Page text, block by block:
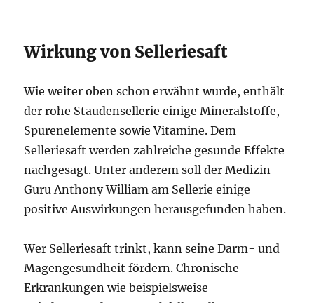
Wirkung von Selleriesaft
Wie weiter oben schon erwähnt wurde, enthält
der rohe Staudensellerie einige Mineralstoffe,
Spurenelemente sowie Vitamine. Dem
Selleriesaft werden zahlreiche gesunde Effekte
nachgesagt. Unter anderem soll der Medizin-
Guru Anthony William am Sellerie einige
positive Auswirkungen herausgefunden haben.
Wer Selleriesaft trinkt, kann seine Darm- und
Magengesundheit fördern. Chronische
Erkrankungen wie beispielsweise